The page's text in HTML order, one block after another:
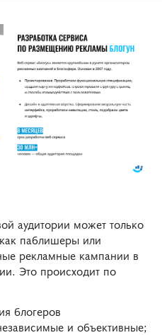
аудитории может только
паблишеры или
рекламные кампании в
Это происходит по
блогеров
и объективные;